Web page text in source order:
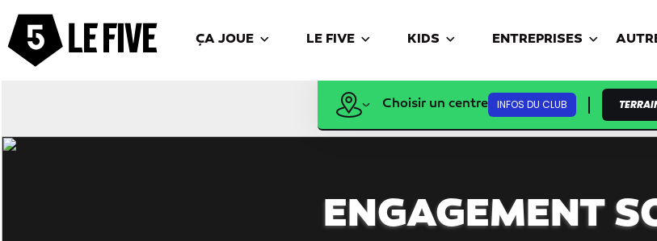
ÇA JOUE LE FIVE KIDS ENTREPRISES
Choisir un centre INFOS DU CLUB
ENGAGEMENT